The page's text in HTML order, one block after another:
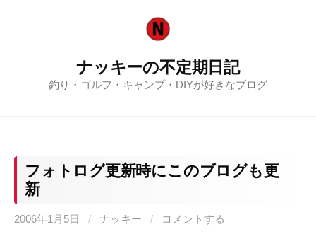
ナッキーの不定期日記
釣り・ゴルフ・キャンプ・DIYが好きなブログ
フォトログ更新時にこのブログも更
新
2006年1月5日 / ナッキー / コメントする